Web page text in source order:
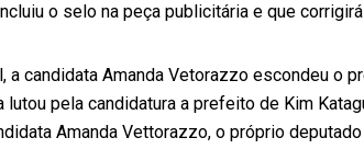
o selo na peça publicitária e que
a candidata Amanda Vetorazzo escondeu o
lutou pela candidatura a prefeito de Kim
Amanda Vettorazzo, o próprio